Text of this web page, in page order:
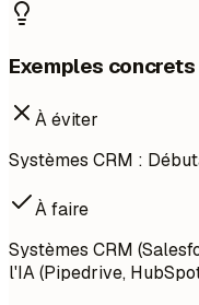
Exemples concrets
À éviter
Systèmes CRM :
À faire
Systèmes CRM
l'IA (Pipedrive,